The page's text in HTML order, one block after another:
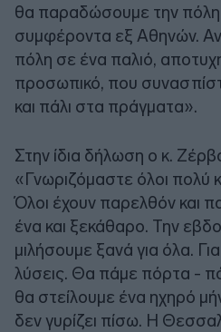
θα παραδώσουμε την πόλη
συμφέροντα εξ Αθηνών.
πόλη σε ένα παλιό,
προσωπικό, που
και πάλι στα πράγματα».
Στην ίδια δήλωση ο κ.
«Γνωριζόμαστε όλοι πολύ
Όλοι έχουν παρελθόν και
ένα και ξεκάθαρο. Την
μιλήσουμε ξανά για όλα.
λύσεις. Θα πάμε πόρτα -
θα στείλουμε ένα ηχηρό
δεν γυρίζει πίσω. Η